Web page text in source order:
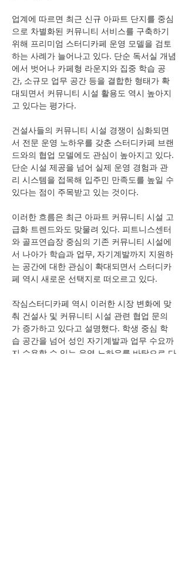
업계에 따르면 최근 신규 아파트 단지를 중심
으로 차별화된 커뮤니티 서비스를 구축하기
위해 프리미엄 스터디카페 운영 모델을 검토
하는 사례가 늘어나고 있다. 단순 독서실 개념
에서 벗어나 카페형 라운지와 집중 학습 공
간, 소규모 업무 공간 등을 결합한 형태가 확
대되면서 커뮤니티 시설 활용도 역시 높아지
고 있다는 평가다.
건설사들의 커뮤니티 시설 경쟁이 심화되면
서 전문 운영 노하우를 갖춘 스터디카페 브랜
드와의 협업 모델에도 관심이 높아지고 있다.
단순 시설 제공을 넘어 실제 운영 경험과 관
리 시스템을 접목해 입주민 만족도를 높일 수
있다는 점이 주목받고 있는 것이다.
이러한 흐름은 최근 아파트 커뮤니티 시설 고
급화 트렌드와도 맞물려 있다. 피트니스센터
와 골프연습장 중심의 기존 커뮤니티 시설에
서 나아가 학습과 업무, 자기계발까지 지원하
는 공간에 대한 관심이 확대되면서 스터디카
페 역시 새로운 선택지로 떠오르고 있다.
작심스터디카페 역시 이러한 시장 변화에 맞
춰 건설사 및 커뮤니티 시설 관련 협업 문의
가 증가하고 있다고 설명했다. 학생 중심 학
습 공간을 넘어 성인 자기계발과 업무 수요까
지 수용할 수 있는 운영 노하우를 바탕으로 다